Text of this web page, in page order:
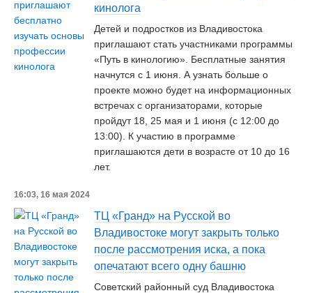
кинолога
Детей и подростков из Владивостока
приглашают стать участниками программы
«Путь в кинологию». Бесплатные занятия
начнутся с 1 июня. А узнать больше о
проекте можно будет на информационных
встречах с организаторами, которые
пройдут 18, 25 мая и 1 июня (с 12:00 до
13:00). К участию в программе
приглашаются дети в возрасте от 10 до 16
лет.
16:03, 16 мая 2024
ТЦ «Гранд» на Русской во
Владивостоке могут закрыть только
после рассмотрения иска, а пока
опечатают всего одну башню
Советский районный суд Владивостока